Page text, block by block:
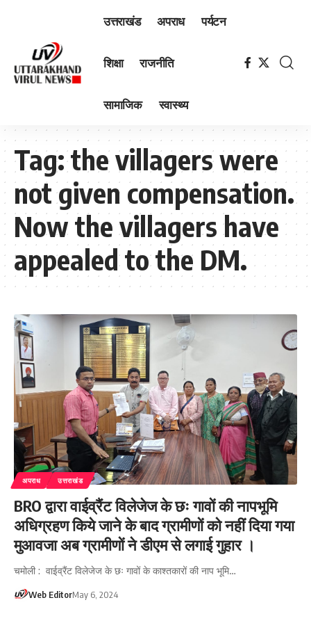
उत्तराखंड अपराध पर्यटन
शिक्षा राजनीति
सामाजिक स्वास्थ्य
Tag:the villagers were
not given compensation.
Now the villagers have
appealed to the DM.
अपराध उत्तराखंड
BRO द्वारा वाईव्रैंट विलेजेज के छः गावों की नापभूमि
अधिग्रहण किये जाने के बाद ग्रामीणों को नहीं दिया गया
मुआवजा अब ग्रामीणों ने डीएम से लगाई गुहार ।
चमोली : वाईव्रैंट विलेजेज के छः गावों के काश्तकारों की नाप भूमि…
Web EditorMay 6, 2024